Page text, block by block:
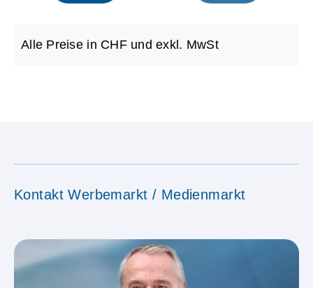
Alle Preise in CHF und exkl. MwSt
Kontakt Werbemarkt / Medienmarkt